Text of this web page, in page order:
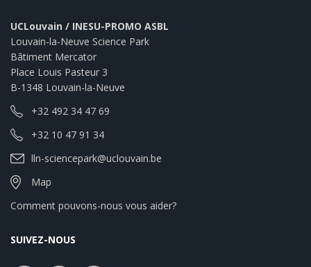
UCLouvain / INESU-PROMO ASBL
Louvain-la-Neuve Science Park
Bâtiment Mercator
Place Louis Pasteur 3
B-1348 Louvain-la-Neuve
+32 492 34 47 69
+32 10 47 91 34
lln-sciencepark@uclouvain.be
Map
Comment pouvons-nous vous aider?
SUIVEZ-NOUS